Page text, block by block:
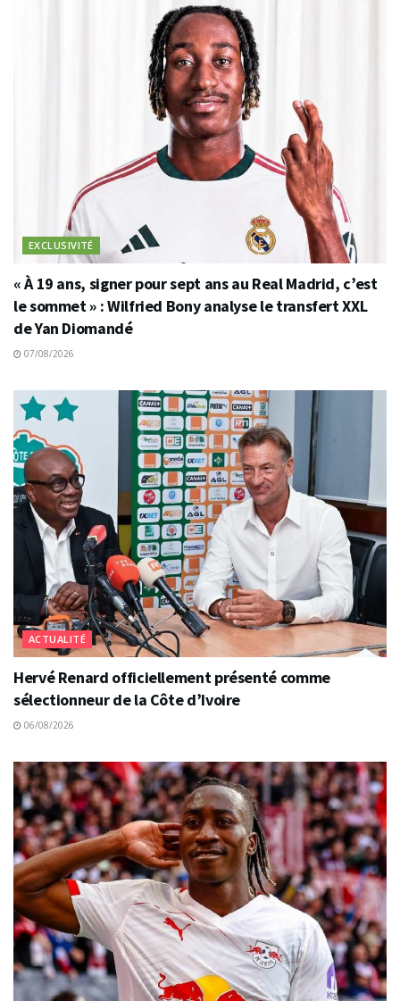
EXCLUSIVITÉ
« À 19 ans, signer pour sept ans au Real Madrid, c’est
le sommet » : Wilfried Bony analyse le transfert XXL
de Yan Diomandé
07/08/2026
ACTUALITÉ
Hervé Renard officiellement présenté comme
sélectionneur de la Côte d’Ivoire
06/08/2026